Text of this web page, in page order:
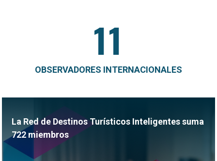
11
OBSERVADORES INTERNACIONALES
La Red de Destinos Turísticos Inteligentes suma
722 miembros